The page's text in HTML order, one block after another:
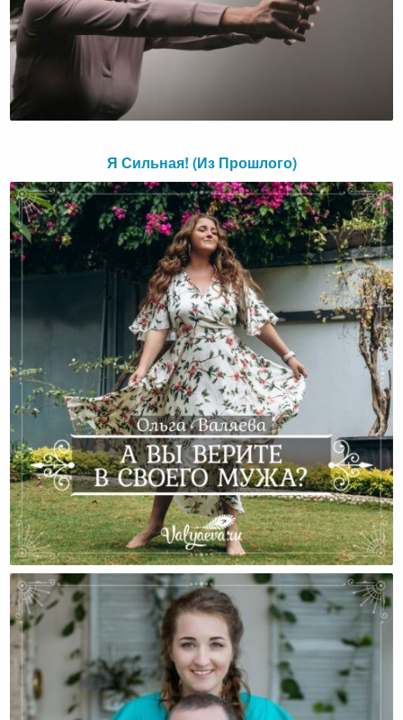
Я Сильная! (Из Прошлого)
А Вы Верите В Своего Мужа?